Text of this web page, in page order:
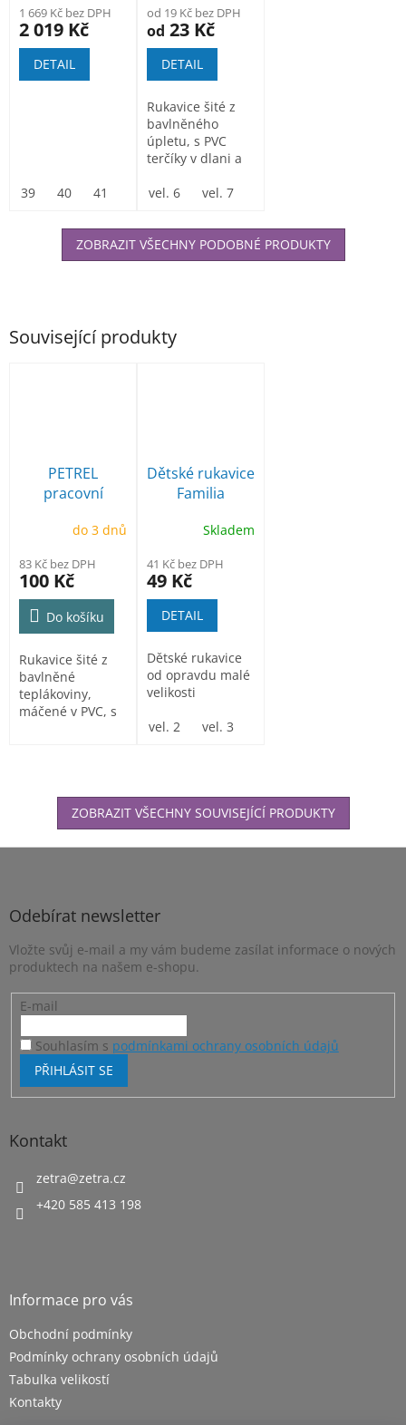
Související produkty
PETREL
pracovní
máčené, 35cm
do 3 dnů
83 Kč bez DPH
100 Kč
Do košíku
Rukavice šité z
bavlněné
teplákoviny,
máčené v PVC, s
Dětské rukavice
Familia
Skladem
41 Kč bez DPH
49 Kč
DETAIL
Dětské rukavice
od opravdu malé
velikosti
vel. 2
vel. 3
ZOBRAZIT VŠECHNY SOUVISEJÍCÍ PRODUKTY
1 669 Kč bez DPH
2 019 Kč
DETAIL
39 40 41 43 44
od 19 Kč bez DPH
od 23 Kč
DETAIL
Rukavice šité z
bavlněného
úpletu, s PVC
terčíky v dlani a
pružinkou na...
vel. 6 vel. 7
ZOBRAZIT VŠECHNY PODOBNÉ PRODUKTY
Z
Odebírat newsletter
Vložte svůj e-mail a my vám budeme zasílat informace o nových
produktech na našem e-shopu.
E-mail
Souhlasím s podmínkami ochrany osobních údajů
PŘIHLÁSIT SE
Kontakt
zetra@zetra.cz
+420 585 413 198
Informace pro vás
Obchodní podmínky
Podmínky ochrany osobních údajů
Tabulka velikostí
Kontakty